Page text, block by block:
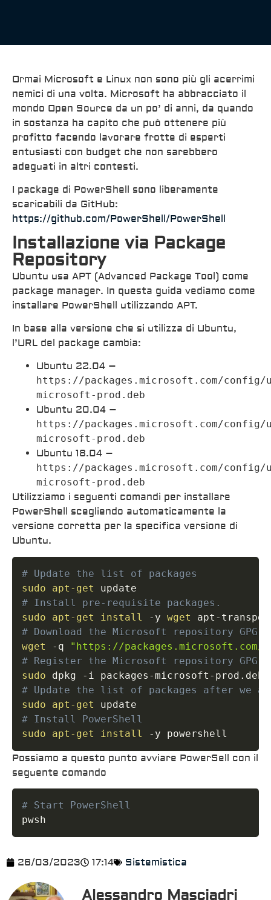
Ormai Microsoft e Linux non sono più gli acerrimi
nemici di una volta. Microsoft ha abbracciato il
mondo Open Source da un po’ di anni, da quando
in sostanza ha capito che può ottenere più
profitto facendo lavorare frotte di esperti
entusiasti con budget che non sarebbero
adeguati in altri contesti.
I package di PowerShell sono liberamente
scaricabili da GitHub:
https://github.com/PowerShell/PowerShell
Installazione via Package
Repository
Ubuntu usa APT (Advanced Package Tool) come
package manager. In questa guida vediamo come
installare PowerShell utilizzando APT.
In base alla versione che si utilizza di Ubuntu,
l’URL del package cambia:
Ubuntu 22.04 –
https://packages.microsoft.com/config/
microsoft-prod.deb
Ubuntu 20.04 –
https://packages.microsoft.com/config/
microsoft-prod.deb
Ubuntu 18.04 –
https://packages.microsoft.com/config/
microsoft-prod.deb
Utilizziamo i seguenti comandi per installare
PowerShell scegliendo automaticamente la
versione corretta per la specifica versione di
Ubuntu.
# Update the list of packages
sudo
apt-get
# Install pre-requisite packages.
sudo
apt-get install -y wget
# Download the Microsoft repository GPG
wget
-q
"https://packages.microsoft.com/
# Register the Microsoft repository GPG
sudo
# Update the list of packages after we
sudo
apt-get
# Install PowerShell
sudo
apt-get install -y powershell
Possiamo a questo punto avviare PowerSell con il
seguente comando
# Start PowerShell
pwsh
26/03/2023 17:14 Sistemistica
Alessandro Masciadri